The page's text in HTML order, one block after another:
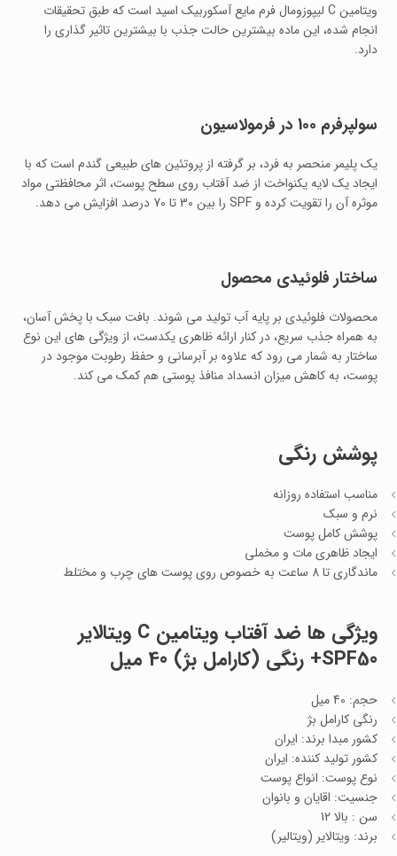
ویتامین C لیپوزومال فرم مایع آسکوربیک اسید است که طبق تحقیقات
انجام شده، این ماده بیشترین حالت جذب با بیشترین تاثیر گذاری را
دارد.
سولپرفرم 100 در فرمولاسیون
یک پلیمر منحصر به فرد، بر گرفته از پروتئین های طبیعی گندم است که با
ایجاد یک لایه یکنواخت از ضد آفتاب روی سطح پوست، اثر محافظتی مواد
موثره آن را تقویت کرده و SPF را بین 30 تا 70 درصد افزایش می دهد.
ساختار فلوئیدی محصول
محصولات فلوئیدی بر پایه آب تولید می شوند. بافت سبک با پخش آسان،
به همراه جذب سریع، در کنار ارائه ظاهری یکدست، از ویژگی های این نوع
ساختار به شمار می رود که علاوه بر آبرسانی و حفظ رطوبت موجود در
پوست، به کاهش میزان انسداد منافذ پوستی هم کمک می کند.
پوشش رنگی
مناسب استفاده روزانه
نرم و سبک
پوشش کامل پوست
ایجاد ظاهری مات و مخملی
ماندگاری تا 8 ساعت به خصوص روی پوست های چرب و مختلط
ویژگی ها
ضد آفتاب ویتامین C ویتالایر
SPF50+ رنگی (کارامل بژ) 40 میل
حجم: 40 میل
رنگی کارامل بژ
کشور مبدا برند: ایران
کشور تولید کننده: ایران
نوع پوست: انواع پوست
جنسیت: اقایان و بانوان
سن : بالا 12
برند: ویتالایر (ویتالیر)